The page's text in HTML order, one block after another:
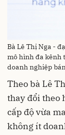
Bà Lê Thị Nga -
mô hình đa kênh
doanh nghiệp
Theo bà Lê
thay đổi theo
cấp độ vừa
không ít